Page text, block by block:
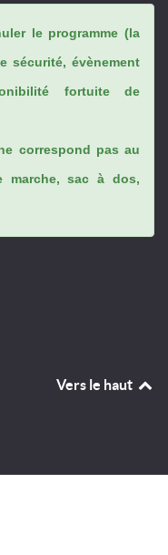
le programme (la
sécurité, évènement
fortuite de
correspond pas au
marche, sac à dos,
Vers le haut